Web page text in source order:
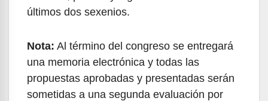
últimos dos sexenios.
Nota: Al término del congreso se entregará
una memoria electrónica y todas las
propuestas aprobadas y presentadas serán
sometidas a una segunda evaluación por